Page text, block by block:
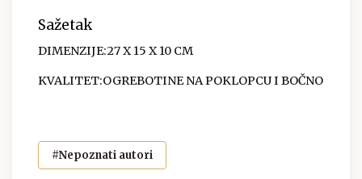
Sažetak
DIMENZIJE:27 X 15 X 10 CM
KVALITET:OGREBOTINE NA POKLOPCU I BOČNO
#Nepoznati autori